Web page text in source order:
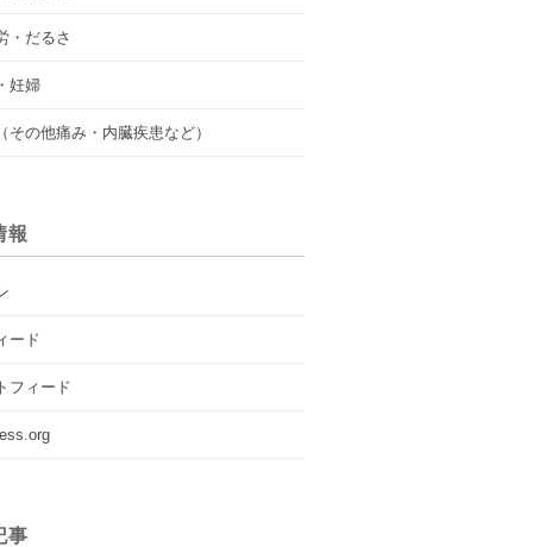
・だるさ
妊婦
その他痛み・内臓疾患など）
報
ード
フィード
事